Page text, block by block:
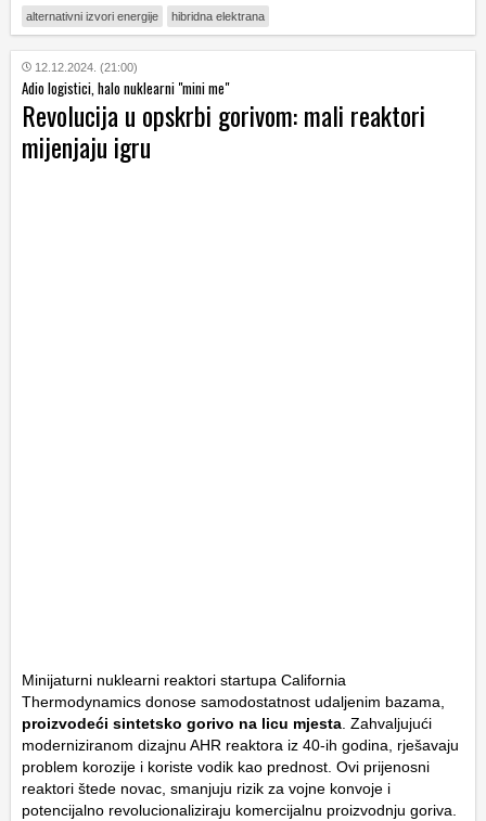
alternativni izvori energije hibridna elektrana
12.12.2024. (21:00)
Adio logistici, halo nuklearni "mini me"
Revolucija u opskrbi gorivom: mali reaktori
mijenjaju igru
Minijaturni nuklearni reaktori startupa California
Thermodynamics donose samodostatnost udaljenim bazama,
proizvodeći sintetsko gorivo na licu mjesta. Zahvaljujući
moderniziranom dizajnu AHR reaktora iz 40-ih godina, rješavaju
problem korozije i koriste vodik kao prednost. Ovi prijenosni
reaktori štede novac, smanjuju rizik za vojne konvoje i
potencijalno revolucionaliziraju komercijalnu proizvodnju goriva.